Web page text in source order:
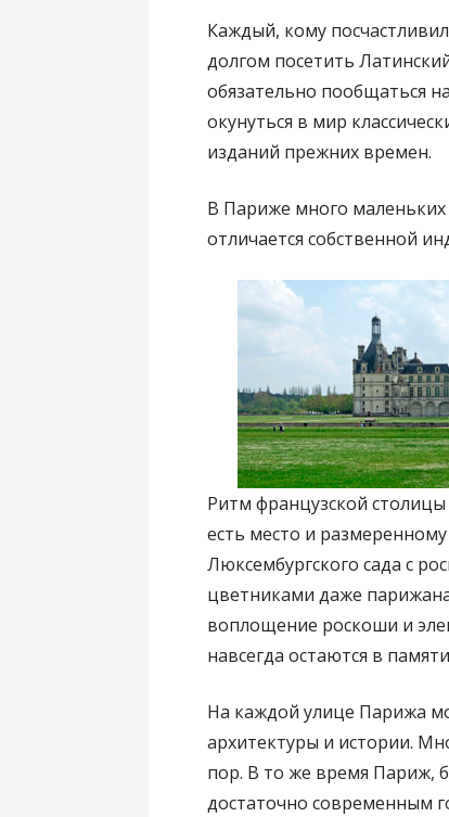
Каждый, кому
долгом посетить
обязательно пообщаться
окунуться в мир
изданий прежних времен.
В Париже много
отличается собственной
Ритм французской столицы
есть место и
Люксембургского сада с
цветниками даже
воплощение роскоши и
навсегда остаются в
На каждой улице Парижа
архитектуры и истории.
пор. В то же время Париж,
достаточно современным